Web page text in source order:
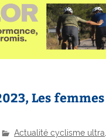
Les
Actualité cyclisme ultra